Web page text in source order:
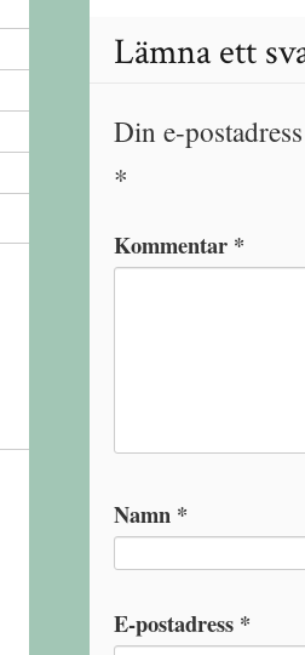
Lämna ett
Din e-
*
Kommentar *
Namn *
E-postadress *